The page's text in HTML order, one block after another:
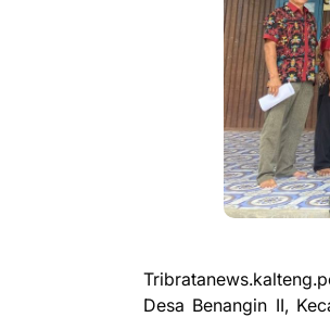
Desa Benangin II,